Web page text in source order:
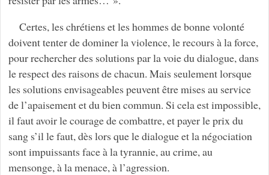
Certes, les chrétiens et les hommes de bonne volonté
doivent tenter de dominer la violence, le recours à la force,
pour rechercher des solutions par la voie du dialogue, dans
le respect des raisons de chacun. Mais seulement lorsque
les solutions envisageables peuvent être mises au service
de l’apaisement et du bien commun. Si cela est impossible,
il faut avoir le courage de combattre, et payer le prix du
sang s’il le faut, dès lors que le dialogue et la négociation
sont impuissants face à la tyrannie, au crime, au
mensonge, à la menace, à l’agression.